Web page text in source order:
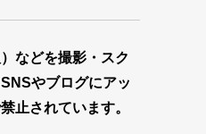
などを撮影・スク
やブログにアッ
止されています。